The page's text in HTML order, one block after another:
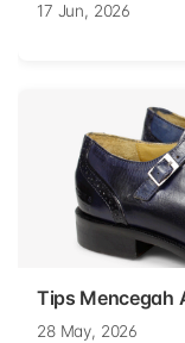
17 Jun, 2026
Tips Mencegah
28 May, 2026